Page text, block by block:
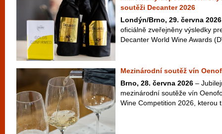
soutěži Decanter 2026
Londýn/Brno, 29. června 2026
oficiálně zveřejněny výsledky
Decanter World Wine Awards
Mezinárodní soutěž vín
Brno, 28. června 2026 –
mezinárodní soutěže vín
Wine Competition 2026, kterou